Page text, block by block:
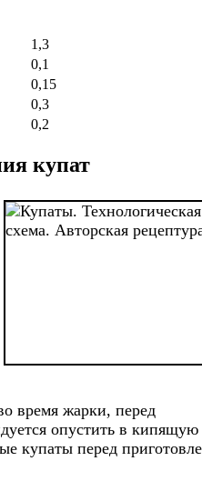
1,3
0,1
0,15
0,3
0,2
купат
время жарки, перед
опустить в кипящую
купаты перед